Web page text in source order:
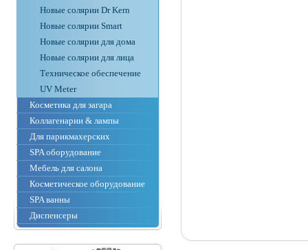
Новые солярии Dr Kern
Новые солярии Smart
Новые солярии для дома
Новые солярии для лица
Техническое обеспечение
UV Meter
Косметика для загара
Коллагенарии & лампы
Для парикмахерских
SPA оборудование
Мебель для салона
Косметическое оборудование
SPA ванны
Диспенсеры